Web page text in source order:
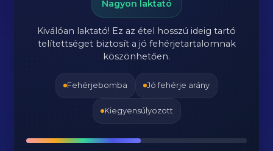
Nagyon laktató
Kiválóan laktató! Ez az étel hosszú ideig tartó
telítettséget biztosít a jó fehérjetartalomnak
köszönhetően.
Fehérjebomba Jó fehérje arány
Kiegyensúlyozott